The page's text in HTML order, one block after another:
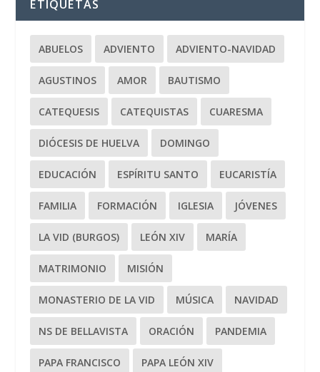
ETIQUETAS
ABUELOS ADVIENTO ADVIENTO-NAVIDAD
AGUSTINOS AMOR BAUTISMO
CATEQUESIS CATEQUISTAS CUARESMA
DIÓCESIS DE HUELVA DOMINGO
EDUCACIÓN ESPÍRITU SANTO EUCARISTÍA
FAMILIA FORMACIÓN IGLESIA JÓVENES
LA VID (BURGOS) LEÓN XIV MARÍA
MATRIMONIO MISIÓN
MONASTERIO DE LA VID MÚSICA NAVIDAD
NS DE BELLAVISTA ORACIÓN PANDEMIA
PAPA FRANCISCO PAPA LEÓN XIV